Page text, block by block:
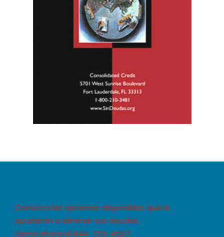
Conozca las opciones disponibles que lo
ayudarán a eliminar sus deudas
Llama ahora al 844-223-4507